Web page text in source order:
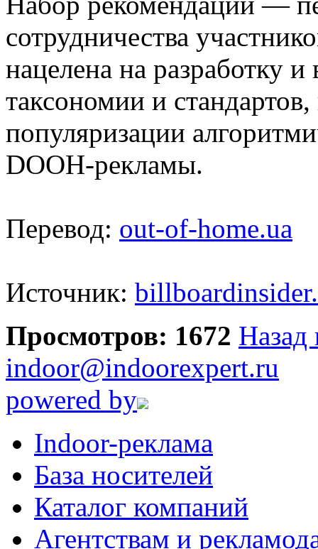
сотрудничества
нацелена на разработку
таксономии и
популяризации
DOOH-рекламы.
Перевод: out-of-home.ua
Источник:
Просмотров: 1672 Назад
indoor@indoorexpert.ru
powered by
Indoor-реклама
База носителей
Каталог компаний
Агентствам и